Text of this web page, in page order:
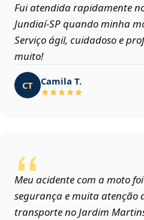
Fui atendida rapidamente
Jundiaí‑SP quando minha
Serviço ágil, cuidadoso e
muito!
CT Camila T.
Meu acidente com a moto
segurança e muita atenção
transporte no Jardim